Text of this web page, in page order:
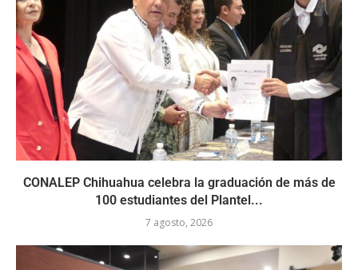
CONALEP Chihuahua celebra la graduación de más de
100 estudiantes del Plantel...
7 agosto, 2026